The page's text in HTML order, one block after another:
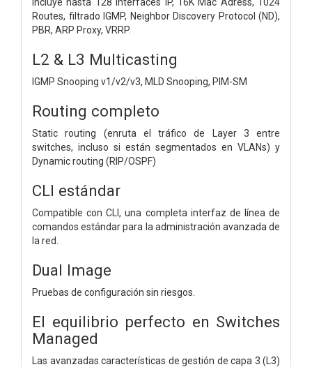
Routes, filtrado IGMP, Neighbor Discovery Protocol (ND),
PBR, ARP Proxy, VRRP.
L2 & L3 Multicasting
IGMP Snooping v1/v2/v3, MLD Snooping, PIM-SM
Routing completo
Static routing (enruta el tráfico de Layer 3 entre
switches, incluso si están segmentados en VLANs) y
Dynamic routing (RIP/OSPF)
CLI estándar
Compatible con CLI, una completa interfaz de línea de
comandos estándar para la administración avanzada de
la red.
Dual Image
Pruebas de configuración sin riesgos.
El equilibrio perfecto en Switches
Managed
Las avanzadas características de gestión de capa 3 (L3)